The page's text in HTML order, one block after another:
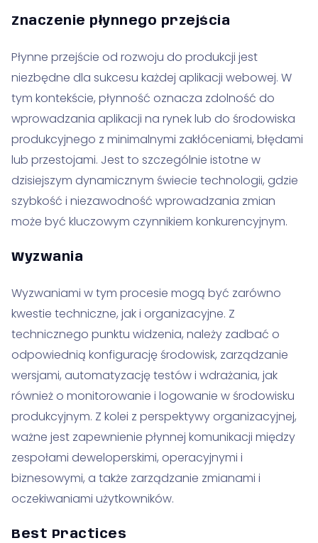
Znaczenie płynnego przejścia
Płynne przejście od rozwoju do produkcji jest
niezbędne dla sukcesu każdej aplikacji webowej. W
tym kontekście, płynność oznacza zdolność do
wprowadzania aplikacji na rynek lub do środowiska
produkcyjnego z minimalnymi zakłóceniami, błędami
lub przestojami. Jest to szczególnie istotne w
dzisiejszym dynamicznym świecie technologii, gdzie
szybkość i niezawodność wprowadzania zmian
może być kluczowym czynnikiem konkurencyjnym.
Wyzwania
Wyzwaniami w tym procesie mogą być zarówno
kwestie techniczne, jak i organizacyjne. Z
technicznego punktu widzenia, należy zadbać o
odpowiednią konfigurację środowisk, zarządzanie
wersjami, automatyzację testów i wdrażania, jak
również o monitorowanie i logowanie w środowisku
produkcyjnym. Z kolei z perspektywy organizacyjnej,
ważne jest zapewnienie płynnej komunikacji między
zespołami deweloperskimi, operacyjnymi i
biznesowymi, a także zarządzanie zmianami i
oczekiwaniami użytkowników.
Best Practices